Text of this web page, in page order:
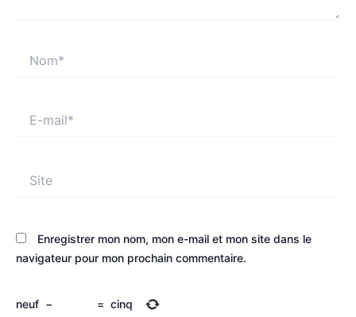
mail*
Enregistrer mon nom, mon e-mail et mon site dans le
navigateur pour mon prochain commentaire.
neuf − = cinq